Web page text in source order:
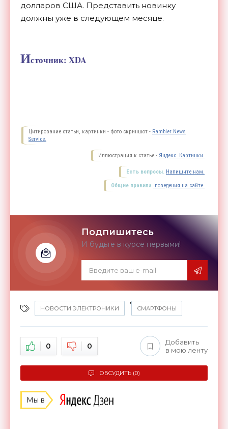
долларов США. Представить новинку
должны уже в следующем месяце.
Источник: XDA
Цитирование статьи, картинки - фото скриншот - Rambler News
Service.
Иллюстрация к статье - Яндекс. Картинки.
Есть вопросы. Напишите нам.
Общие правила поведения на сайте.
Подпишитесь
И будьте в курсе первыми!
НОВОСТИ ЭЛЕКТРОНИКИ
,
СМАРТФОНЫ
0 0
Добавить
в мою ленту
ОБСУДИТЬ (0)
Мы в